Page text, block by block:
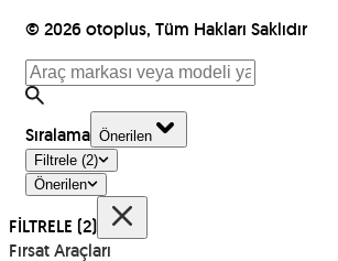
© 2026 otoplus, Tüm Hakları Saklıdır
Sıralama Önerilen
Filtrele (2)
Önerilen
FİLTRELE (2)
Fırsat Araçları